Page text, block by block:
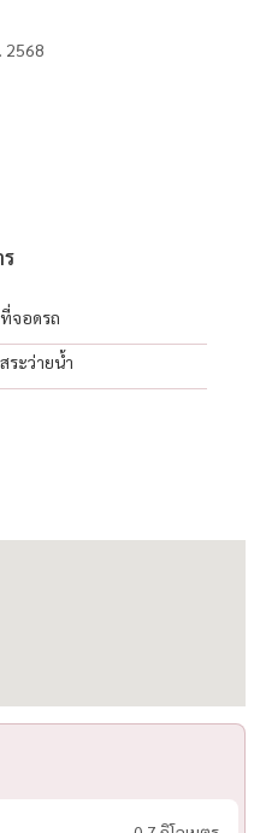
2568
ากอน | เซ็นทรัลเวิลด์
าวิทยาลัย
ฬาลงกรณ์
ที่จอดรถ
สระว่ายน้ำ